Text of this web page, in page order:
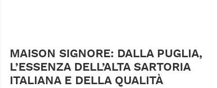
MAISON SIGNORE: DALLA PUGLIA,
L’ESSENZA DELL’ALTA SARTORIA
ITALIANA E DELLA QUALITÀ